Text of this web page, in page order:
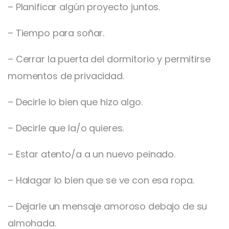
– Planificar algún proyecto juntos.
– Tiempo para soñar.
– Cerrar la puerta del dormitorio y permitirse
momentos de privacidad.
– Decirle lo bien que hizo algo.
– Decirle que la/o quieres.
– Estar atento/a a un nuevo peinado.
– Halagar lo bien que se ve con esa ropa.
– Dejarle un mensaje amoroso debajo de su
almohada.